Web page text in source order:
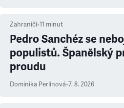
Zahraničí•11 minut
Pedro Sanchéz se
populistů. Španělský
proudu
Dominika Perlínová•7. 8. 2026